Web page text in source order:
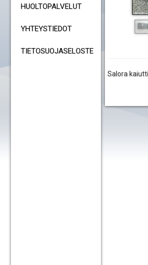
HUOLTOPALVELUT
YHTEYSTIEDOT
TIETOSUOJASELOSTE
Salora